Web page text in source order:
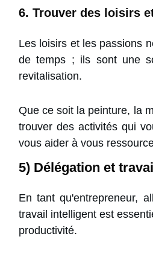
6. Trouver des loisirs
Les loisirs et les passions
de temps ; ils sont une
revitalisation.
Que ce soit la peinture, la
trouver des activités qui
vous aider à vous
5) Délégation et
En tant qu'entrepreneur,
travail intelligent est
productivité.